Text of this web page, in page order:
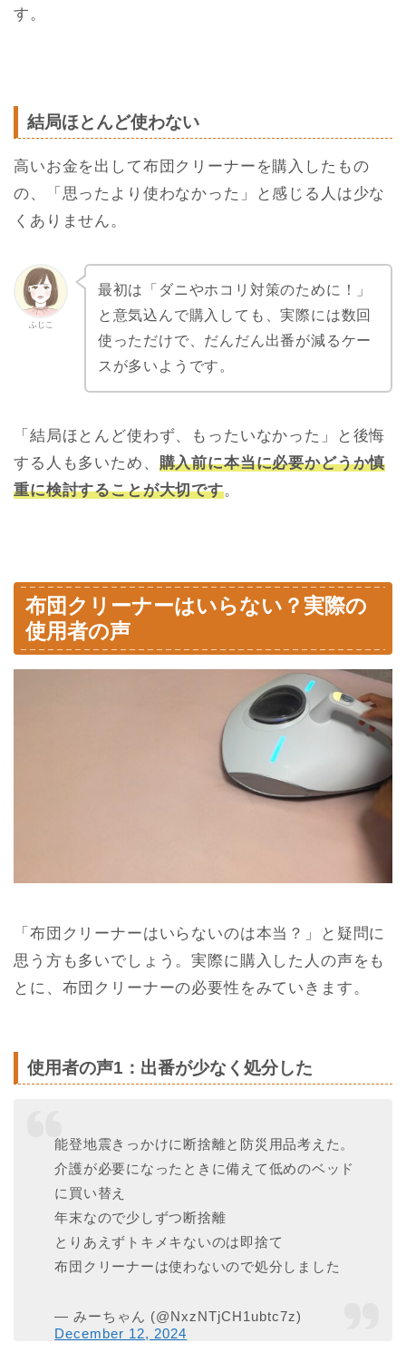
す。
結局ほとんど使わない
高いお金を出して布団クリーナーを購入したもの
の、「思ったより使わなかった」と感じる人は少な
くありません。
ふじこ
最初は「ダニやホコリ対策のために！」
と意気込んで購入しても、実際には数回
使っただけで、だんだん出番が減るケー
スが多いようです。
「結局ほとんど使わず、もったいなかった」と後悔
する人も多いため、 購入前に本当に必要かどうか慎
重に検討することが大切です。
布団クリーナーはいらない？実際の
使用者の声
「布団クリーナーはいらないのは本当？」と疑問に
思う方も多いでしょう。実際に購入した人の声をも
とに、布団クリーナーの必要性をみていきます。
使用者の声1：出番が少なく処分した
能登地震きっかけに断捨離と防災用品考えた。
介護が必要になったときに備えて低めのベッド
に買い替え
年末なので少しずつ断捨離
とりあえずトキメキないのは即捨て
布団クリーナーは使わないので処分しました
— みーちゃん (@NxzNTjCH1ubtc7z)
December 12, 2024